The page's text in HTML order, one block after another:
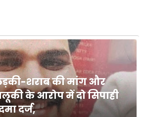
लड़की-शराब की मांग और
के आरोप में दो सिपाही
दर्ज,